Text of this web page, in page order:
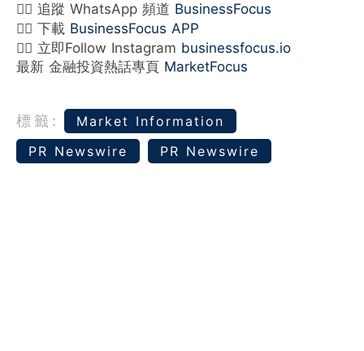
👉🏻 追蹤 WhatsApp 頻道 BusinessFocus
👉🏻 下載 BusinessFocus APP
👉🏻 立即Follow Instagram businessfocus.io
最新 金融投資熱話專頁 MarketFocus
標籤:
Market Information
PR Newswire
PR Newswire